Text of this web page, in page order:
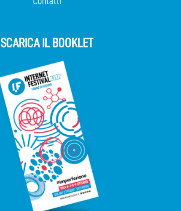
SCARICA IL BOOKLET